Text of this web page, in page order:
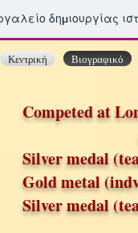
δημιουργίας
Κεντρική Βιογραφικό
Competed at
Silver medal
Gold metal
Silver medal